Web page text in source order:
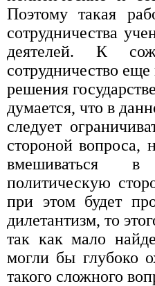
Поэтому такая
сотрудничества
деятелей. К
сотрудничество
решения
думается, что в
следует
стороной вопроса,
вмешиваться
политическую
при этом будет
дилетантизм, то
так как мало
могли бы глубоко
такого сложного